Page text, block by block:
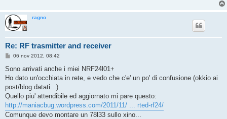
ragno
Re: RF trasmitter and receiver
M
s
a
g
i
o
06 nov 2012, 08:42
Sono arrivati anche i miei NRF24l01+
Ho dato un'occhiata in rete, e vedo che c'e' un po' di confusione (okkio ai
post/blog datati...)
Quello piu' attendibile ed aggiornato mi pare questo:
http://maniacbug.wordpress.com/2011/11/ ... rted-rf24/
Comunque devo montare un 78l33 sullo xino...